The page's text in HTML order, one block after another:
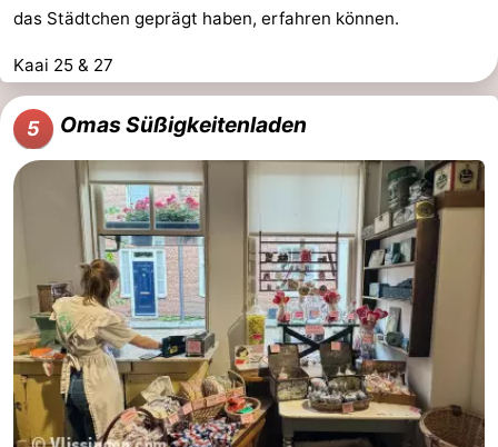
das Städtchen geprägt haben, erfahren können.
Kaai 25 & 27
5 Omas Süßigkeitenladen